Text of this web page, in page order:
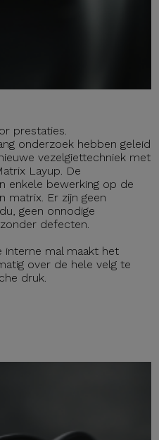
prestaties.
onderzoek hebben geleid
vezelgiettechniek met
Layup. De
enkele bewerking op de
matrix. Er zijn geen
geen onnodige
defecten.
interne mal maakt het
over de hele velg te
druk.